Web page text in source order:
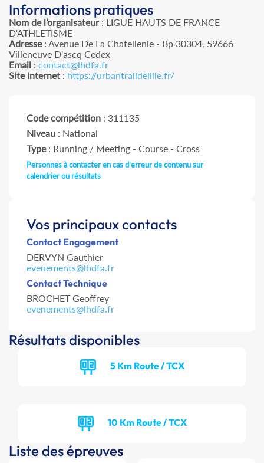
Informations pratiques
Nom de l’organisateur: LIGUE HAUTS DE FRANCE
D'ATHLETISME
Adresse: Avenue De La Chatellenie - Bp 30304, 59666
Villeneuve D'ascq Cedex
Email : contact@lhdfa.fr
Site internet : https://urbantraildelille.fr/
Code compétition : 311135
Niveau : National
Type: Running / Meeting - Course - Cross
Personnes à contacter en cas d'erreur de contenu sur
calendrier ou résultats
Vos principaux contacts
Contact Engagement
DERVYN Gauthier
evenements@lhdfa.fr
Contact Technique
BROCHET Geoffrey
evenements@lhdfa.fr
Résultats disponibles
5 Km Route / TCX
10 Km Route / TCX
Liste des épreuves